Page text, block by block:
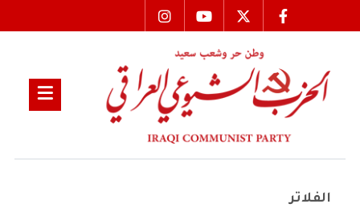
الفلاتر